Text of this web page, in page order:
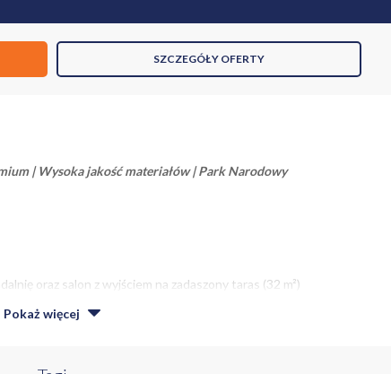
SZCZEGÓŁY OFERTY
| Wysoka jakość materiałów | Park Narodowy
oraz salon z wyjściem na zadaszony taras (32 m²)
Pokaż więcej